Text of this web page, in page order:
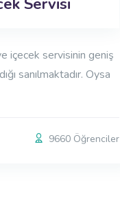
Servisi
içecek servisinin geniş
sanılmaktadır. Oysa
9660 Öğrenciler